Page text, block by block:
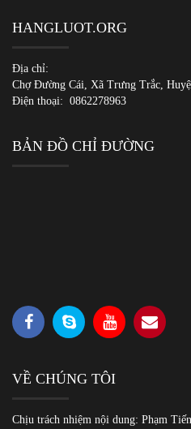
HANGLUOT.ORG
Địa chỉ:
Chợ Đường Cái, Xã Trưng Trắc,
Điện thoại: 0862278963
BẢN ĐỒ CHỈ ĐƯỜNG
VỀ CHÚNG TÔI
Chịu trách nhiệm nội dung: Phạm